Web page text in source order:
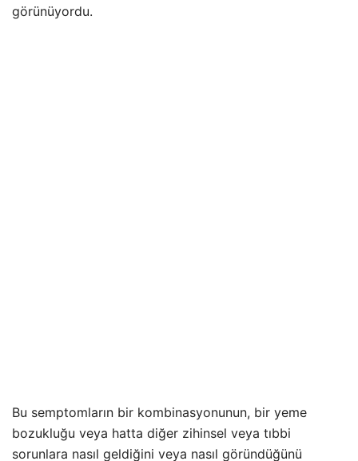
görünüyordu.
Bu semptomların bir kombinasyonunun, bir yeme
bozukluğu veya hatta diğer zihinsel veya tıbbi
sorunlara nasıl geldiğini veya nasıl göründüğünü